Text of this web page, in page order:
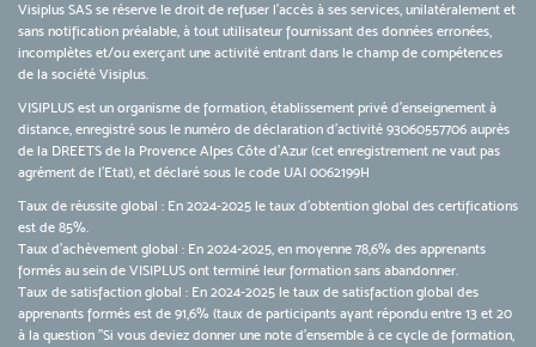
Visiplus SAS se réserve le droit de refuser l'accès à ses services, unilatéralement et
sans notification préalable, à tout utilisateur fournissant des données erronées,
incomplètes et/ou exerçant une activité entrant dans le champ de compétences
de la société Visiplus.
VISIPLUS est un organisme de formation, établissement privé d’enseignement à
distance, enregistré sous le numéro de déclaration d’activité 93060557706 auprès
de la DREETS de la Provence Alpes Côte d’Azur (cet enregistrement ne vaut pas
agrément de l’Etat), et déclaré sous le code UAI 0062199H
Taux de réussite global : En 2024-2025 le taux d'obtention global des certifications
est de 85%.
Taux d’achèvement global : En 2024-2025, en moyenne 78,6% des apprenants
formés au sein de VISIPLUS ont terminé leur formation sans abandonner.
Taux de satisfaction global : En 2024-2025 le taux de satisfaction global des
apprenants formés est de 91,6% (taux de participants ayant répondu entre 13 et 20
à la question "Si vous deviez donner une note d’ensemble à ce cycle de formation,